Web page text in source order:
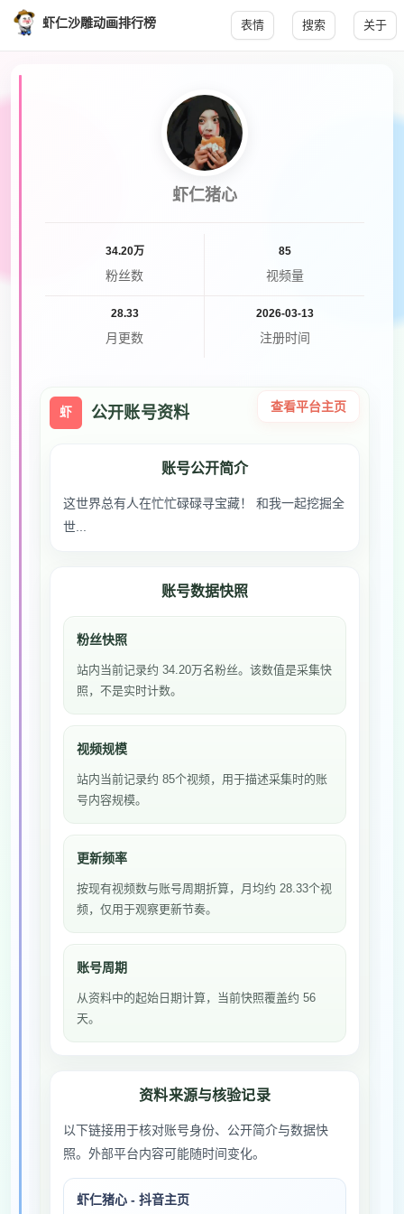
虾仁沙雕动画排行榜 表情 搜索 关于
虾仁猪心
34.20万
粉丝数
85
视频量
28.33
月更数
2026-03-13
注册时间
虾 公开账号资料 查看平台主页
账号公开简介
这世界总有人在忙忙碌碌寻宝藏！ 和我一起挖掘全
世...
账号数据快照
粉丝快照
站内当前记录约 34.20万名粉丝。该数值是采集快
照，不是实时计数。
视频规模
站内当前记录约 85个视频，用于描述采集时的账
号内容规模。
更新频率
按现有视频数与账号周期折算，月均约 28.33个视
频，仅用于观察更新节奏。
账号周期
从资料中的起始日期计算，当前快照覆盖约 56
天。
资料来源与核验记录
以下链接用于核对账号身份、公开简介与数据快
照。外部平台内容可能随时间变化。
虾仁猪心 - 抖音主页